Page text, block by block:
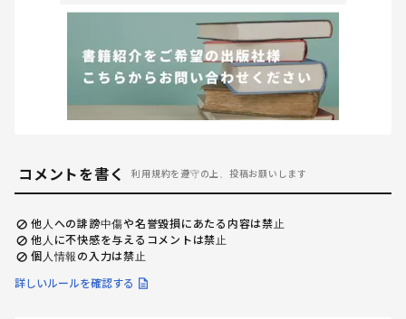
コメントを書く 利用規約を遵守の上、投稿お願いします
他人への誹謗中傷や名誉毀損にあたる内容は禁止
他人に不快感を与えるコメントは禁止
個人情報の入力は禁止
詳しいルールを確認する